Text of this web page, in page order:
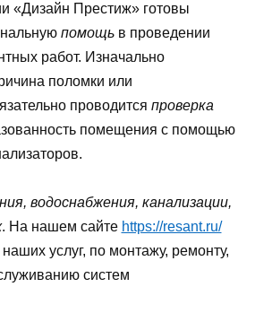
«Дизайн Престиж» готовы
помощь в проведении
работ. Изначально
поломки или
проводится проверка
помещения с помощью
водоснабжения, канализации,
. На нашем сайте https://resant.ru/
услуг, по монтажу, ремонту,
систем